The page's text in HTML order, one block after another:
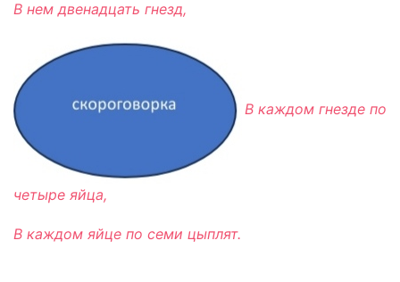
В нем двенадцать гнезд,
В каждом гнезде по
четыре яйца,
В каждом яйце по семи цыплят.